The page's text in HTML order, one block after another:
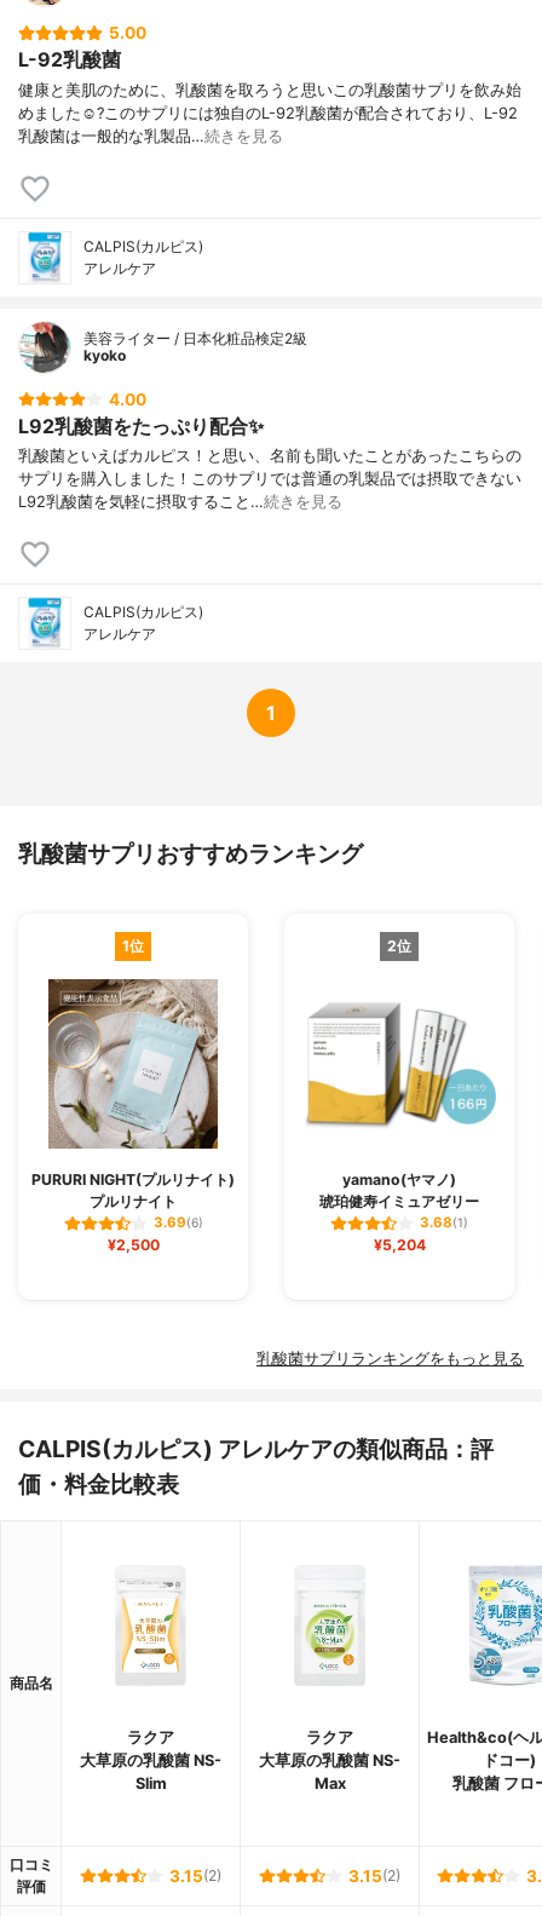
5.00
L-92乳酸菌
健康と美肌のために、乳酸菌を取ろうと思いこの乳酸菌サプリを飲み始
めました☺️?このサプリには独自のL-92乳酸菌が配合されており、L-92
乳酸菌は一般的な乳製品…続きを見る
CALPIS(カルピス)
アレルケア
美容ライター / 日本化粧品検定2級
kyoko
4.00
L92乳酸菌をたっぷり配合✨
乳酸菌といえばカルピス！と思い、名前も聞いたことがあったこちらの
サプリを購入しました！このサプリでは普通の乳製品では摂取できない
L92乳酸菌を気軽に摂取すること…続きを見る
CALPIS(カルピス)
アレルケア
1
乳酸菌サプリおすすめランキング
1位
PURURI NIGHT(プルリナイト)
プルリナイト
3.69(6)
¥2,500
2位
yamano(ヤマノ)
琥珀健寿イミュアゼリー
3.68(1)
¥5,204
乳酸菌サプリランキングをもっと見る
CALPIS(カルピス) アレルケアの類似商品：評
価・料金比較表
商品名
ラクア
大草原の乳酸菌 NS-
Slim
ラクア
大草原の乳酸菌 NS-
Max
Health&co(ヘ
ドコー)
乳酸菌 フロ
口コミ
評価
3.15(2) 3.15(2)